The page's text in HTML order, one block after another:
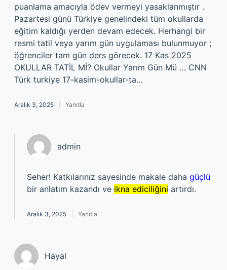
puanlama amacıyla ödev vermeyi yasaklanmıştır .
Pazartesi günü Türkiye genelindeki tüm okullarda
eğitim kaldığı yerden devam edecek. Herhangi bir
resmi tatil veya yarım gün uygulaması bulunmuyor ;
öğrenciler tam gün ders görecek. 17 Kas 2025
OKULLAR TATİL Mİ? Okullar Yarım Gün Mü … CNN
Türk turkiye 17-kasim-okullar-ta…
Aralık 3, 2025 Yanıtla
admin
Seher! Katkılarınız sayesinde makale daha güçlü
bir anlatım kazandı ve ikna ediciliğini artırdı.
Aralık 3, 2025 Yanıtla
Hayal